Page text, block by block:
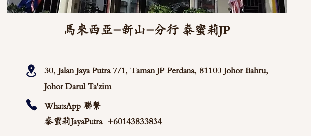
馬來西亞-新山-分行 泰蜜莉JP
30, Jalan Jaya Putra 7/1, Taman JP Perdana, 81100 Johor Bahru,
Johor Darul Ta'zim
WhatsApp 聯繫
泰蜜莉JayaPutra +60143833834